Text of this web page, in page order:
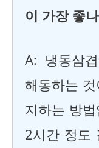
이 가장 좋
A: 냉동삼
해동하는
지하는 방
2시간 정도